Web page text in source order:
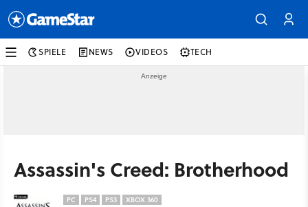
SPIELE NEWS VIDEOS TECH
Assassin's Creed: Brotherhood
PC PS4 PS3 XBOX 360